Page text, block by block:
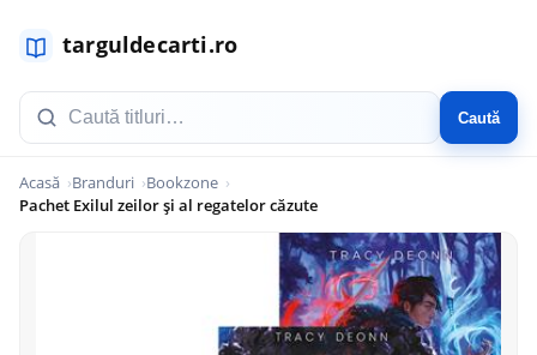
Caută
Acasă Branduri
Bookzone
Pachet Exilul zeilor și al regatelor căzute